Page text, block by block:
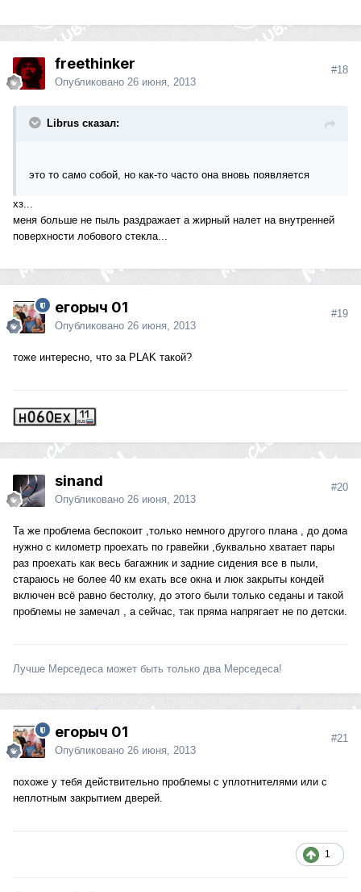
freethinker
Опубликовано 26 июня, 2013
#18
Librus сказал:
это то само собой, но как-то часто она вновь появляется
хз...
меня больше не пыль раздражает а жирный налет на внутренней
поверхности лобового стекла...
егорыч 01
Опубликовано 26 июня, 2013
#19
тоже интересно, что за PLAK такой?
sinand
Опубликовано 26 июня, 2013
#20
Та же проблема беспокоит ,только немного другого плана , до дома
нужно с километр проехать по гравейки ,буквально хватает пары
раз проехать как весь багажник и задние сидения все в пыли,
стараюсь не более 40 км ехать все окна и люк закрыты кондей
включен всё равно бестолку, до этого были только седаны и такой
проблемы не замечал , а сейчас, так пряма напрягает не по детски.
Лучше Мерседеса может быть только два Мерседеса!
егорыч 01
Опубликовано 26 июня, 2013
#21
похоже у тебя действительно проблемы с уплотнителями или с
неплотным закрытием дверей.
1